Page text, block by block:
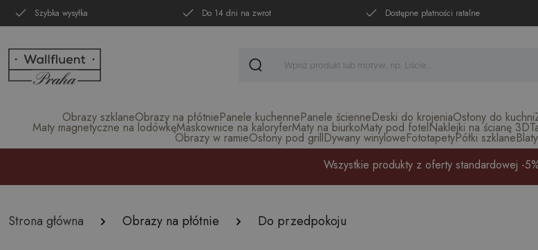
Szybka wysyłka Do 14 dni na zwrot Dostępne płatności ratalne
Obrazy szklaneObrazy na płótniePanele kuchennePanele ścienneDeski do krojeniaOsłony do kuchni
Maty magnetyczne na lodówkęMaskownice na kaloryferMaty na biurkoMaty pod fotelNaklejki na ścianę 3D
Obrazy w ramieOsłony pod grillDywany winyloweFototapetyPółki szklane
Wszystkie produkty z oferty standardowej -
Strona główna Obrazy na płótnie Do przedpokoju